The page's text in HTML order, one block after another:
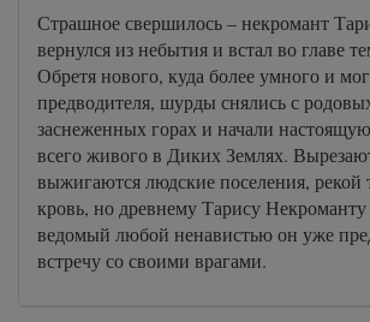
Страшное свершилось – некромант
вернулся из небытия и встал во главе
Обретя нового, куда более умного и
предводителя, шурды снялись с
заснеженных горах и начали
всего живого в Диких Землях.
выжигаются людские поселения, рекой
кровь, но древнему Тарису Некроманту
ведомый любой ненавистью он уже
встречу со своими врагами.